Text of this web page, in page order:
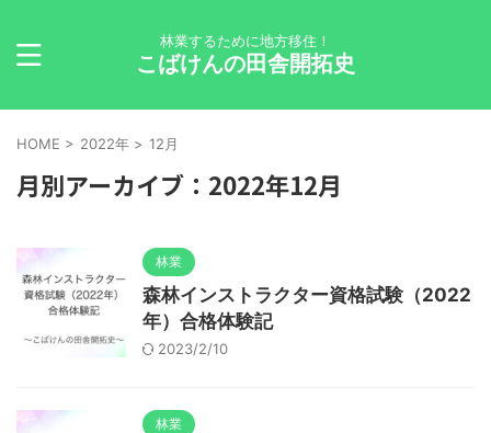
林業するために地方移住！
こばけんの田舎開拓史
HOME > 2022年 > 12月
月別アーカイブ：2022年12月
林業
森林インストラクター資格試験（2022
年）合格体験記
2023/2/10
林業